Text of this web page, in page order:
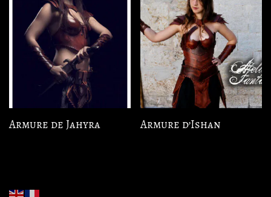
Armure de Jahyra Armure d’Ishan